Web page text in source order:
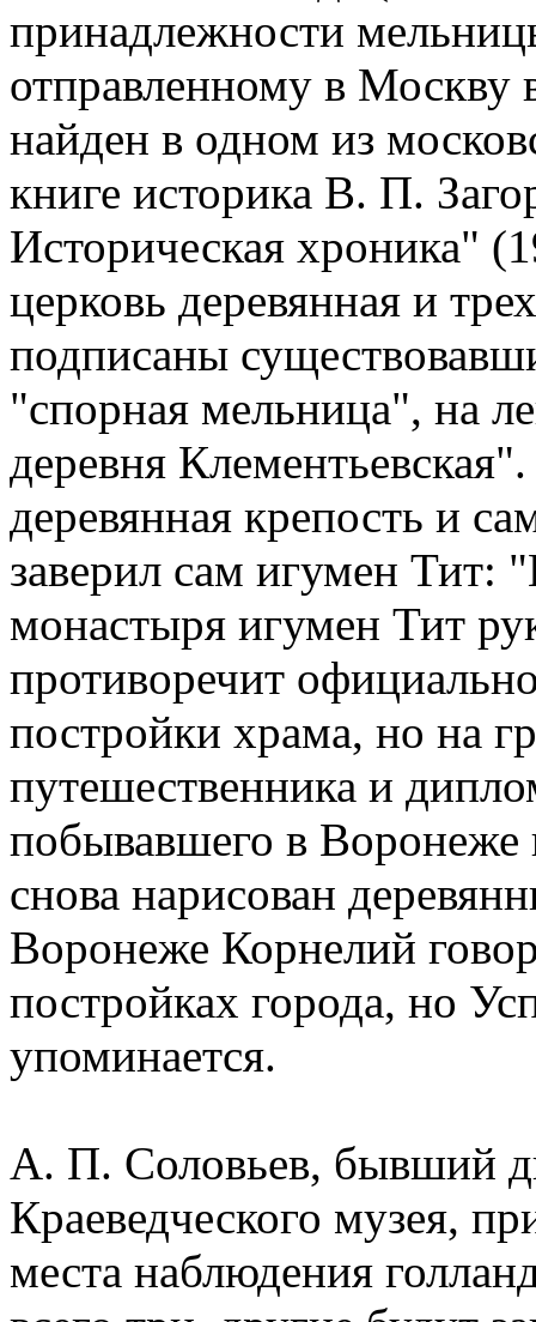
принадлежности
отправленному в Москву
найден в одном из
книге историка В. П.
Историческая хроника"
церковь деревянная и
подписаны
"спорная мельница", на
деревня
деревянная крепость и
заверил сам игумен Тит:
монастыря игумен Тит
противоречит
постройки храма, но на
путешественника и
побывавшего в Воронеже
снова нарисован
Воронеже Корнелий
постройках города, но
упоминается.
А. П. Соловьев, бывший
Краеведческого музея,
места наблюдения